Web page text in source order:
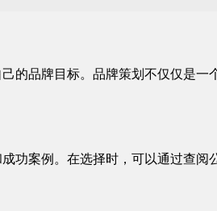
的品牌目标。品牌策划不仅仅是
功案例。在选择时，可以通过查